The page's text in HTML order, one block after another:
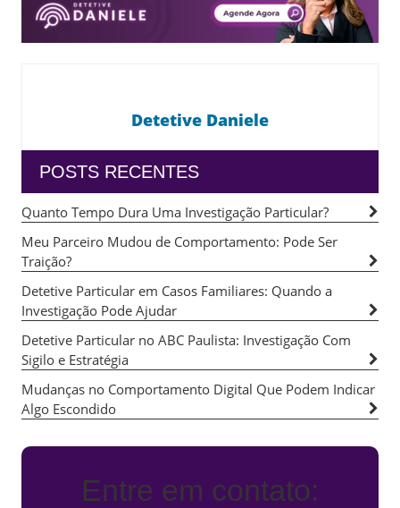
Detetive Daniele
POSTS RECENTES
Quanto Tempo Dura Uma Investigação Particular?
Meu Parceiro Mudou de Comportamento: Pode Ser
Traição?
Detetive Particular em Casos Familiares: Quando a
Investigação Pode Ajudar
Detetive Particular no ABC Paulista: Investigação Com
Sigilo e Estratégia
Mudanças no Comportamento Digital Que Podem Indicar
Algo Escondido
Entre em contato: